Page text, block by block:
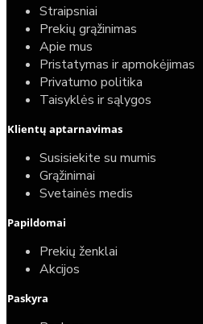
Elektrinio gyvatuko
40,00€
25,00€
Straipsniai
Prekių grąžinimas
Apie mus
Pristatymas ir apmokėjimas
Privatumo politika
Taisyklės ir sąlygos
Klientų aptarnavimas
Susisiekite su mumis
Grąžinimai
Svetainės medis
Papildomai
Prekių ženklai
Akcijos
Paskyra